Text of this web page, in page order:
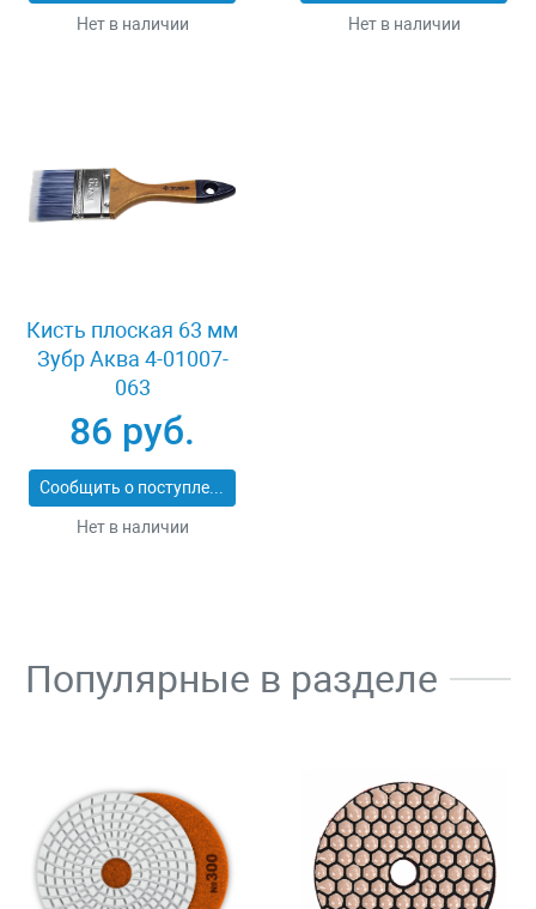
Нет в наличии Нет в наличии
Кисть плоская 63 мм
Зубр Аква 4-01007-
063
86 руб.
Сообщить о поступлении
Нет в наличии
Популярные в разделе